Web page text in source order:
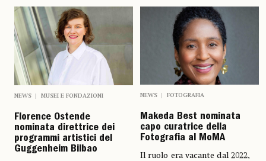
NEWS MUSEI E FONDAZIONI
Florence Ostende
nominata direttrice dei
programmi artistici del
Guggenheim Bilbao
NEWS FOTOGRAFIA
Makeda Best nominata
capo curatrice della
Fotografia al MoMA
Il ruolo era vacante dal 2022,